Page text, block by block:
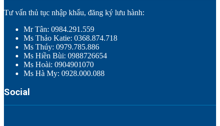
Tư vấn thủ tục nhập khẩu, đăng ký lưu hành:
Mr Tân: 0984.291.559
Ms Thảo Katie: 0368.874.718
Ms Thúy: 0979.785.886
Ms Hiền Bùi: 0988726654
Ms Hoài: 0904901070
Ms Hà My: 0928.000.088
Social